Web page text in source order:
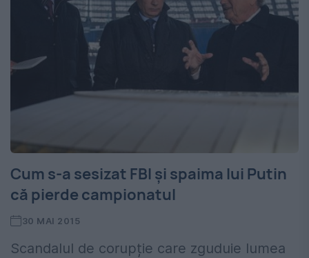
Cum s-a sesizat FBI și spaima lui Putin
că pierde campionatul
30 MAI 2015
Scandalul de corupție care zguduie lumea